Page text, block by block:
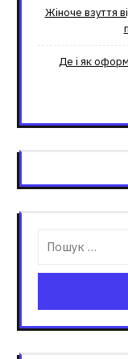
Жіноче взуття
Де і як